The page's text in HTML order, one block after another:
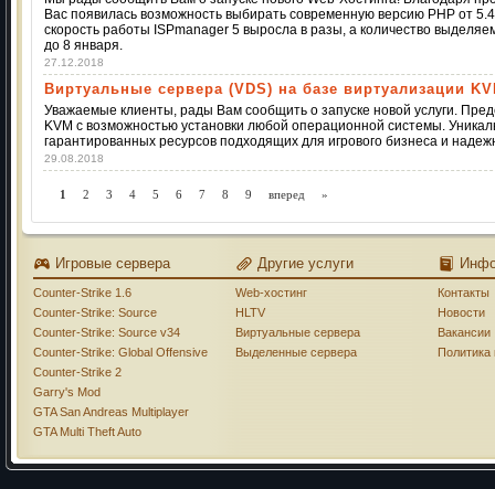
Вас появилась возможность выбирать современную версию PHP от
скорость работы ISPmanager 5 выросла в разы, а количество
до 8 января.
27.12.2018
Виртуальные сервера (VDS) на базе виртуализации
Уважаемые клиенты, рады Вам сообщить о запуске новой услуги.
KVM с возможностью установки любой операционной системы.
гарантированных ресурсов подходящих для игрового бизнеса и
29.08.2018
1 2 3 4 5 6 7 8 9 вперед »
Игровые сервера
Counter-Strike 1.6
Counter-Strike: Source
Counter-Strike: Source v34
Counter-Strike: Global Offensive
Counter-Strike 2
Garry's Mod
GTA San Andreas Multiplayer
GTA Multi Theft Auto
Другие услуги
Web-хостинг
HLTV
Виртуальные сервера
Выделенные сервера
Контакты
Новости
Вакансии
Политика